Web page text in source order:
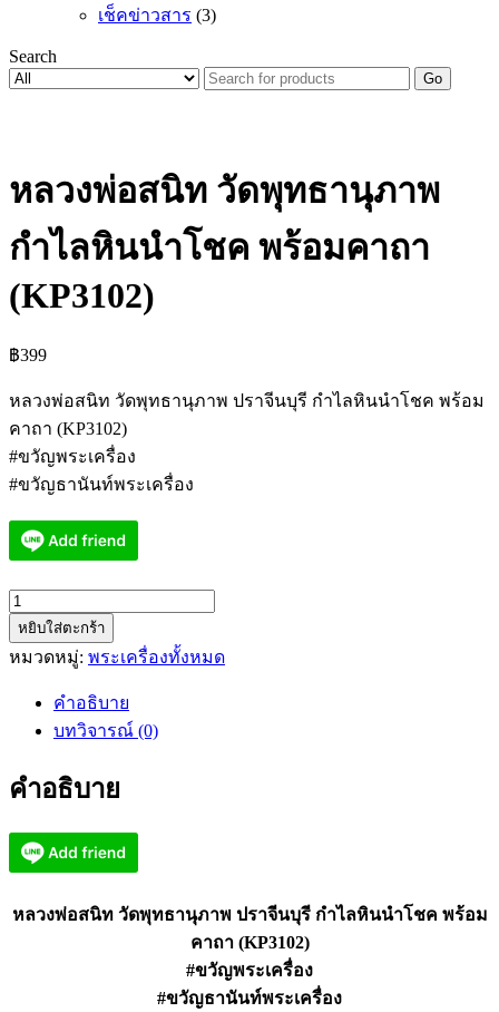
เช็คข่าวสาร (3)
Search
Go
หลวงพ่อสนิท วัดพุทธานุภาพ
กำไลหินนำโชค พร้อมคาถา
(KP3102)
฿399
หลวงพ่อสนิท วัดพุทธานุภาพ ปราจีนบุรี กำไลหินนำโชค พร้อม
คาถา (KP3102)
#ขวัญพระเครื่อง
#ขวัญธานันท์พระเครื่อง
จำนวน
หลวง
พ่อ
นุ
กำไล
นำ
หยิบใส่ตะกร้า
หมวดหมู่: พระเครื่องทั้งหมด
คำอธิบาย
บทวิจารณ์ (0)
คำอธิบาย
หลวงพ่อสนิท วัดพุทธานุภาพ ปราจีนบุรี กำไลหินนำโชค พร้อม
คาถา (KP3102)
#ขวัญพระเครื่อง
#ขวัญธานันท์พระเครื่อง